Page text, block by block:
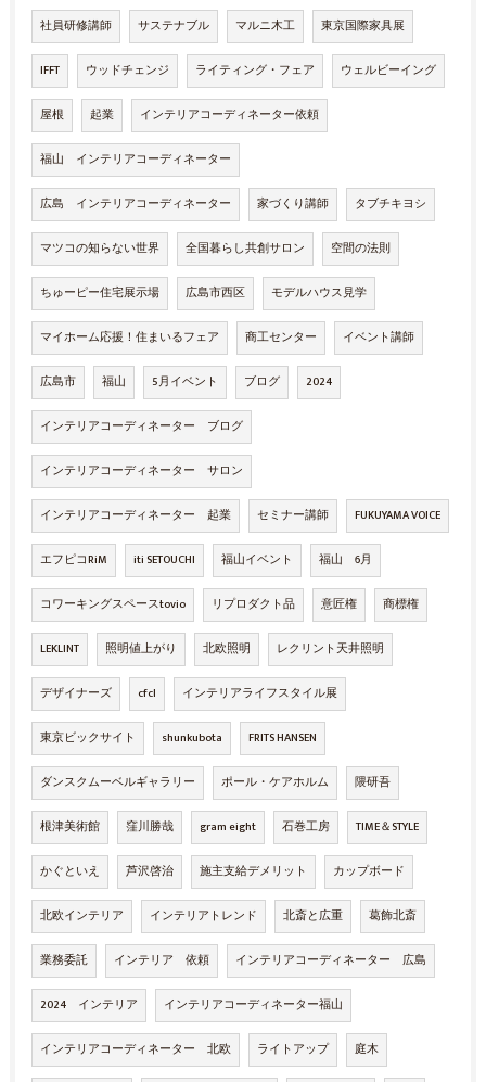
社員研修講師 サステナブル マルニ木工 東京国際家具展
IFFT ウッドチェンジ ライティング・フェア ウェルビーイング
屋根 起業 インテリアコーディネーター依頼
福山 インテリアコーディネーター
広島 インテリアコーディネーター 家づくり講師 タブチキヨシ
マツコの知らない世界 全国暮らし共創サロン 空間の法則
ちゅーピー住宅展示場 広島市西区 モデルハウス見学
マイホーム応援！住まいるフェア 商工センター イベント講師
広島市 福山 5月イベント ブログ 2024
インテリアコーディネーター ブログ
インテリアコーディネーター サロン
インテリアコーディネーター 起業 セミナー講師 FUKUYAMA VOICE
エフピコRiM iti SETOUCHI 福山イベント 福山 6月
コワーキングスペースtovio リプロダクト品 意匠権 商標権
LEKLINT 照明値上がり 北欧照明 レクリント天井照明
デザイナーズ cfcl インテリアライフスタイル展
東京ビックサイト shunkubota FRITS HANSEN
ダンスクムーベルギャラリー ポール・ケアホルム 隈研吾
根津美術館 窪川勝哉 gram eight 石巻工房 TIME＆STYLE
かぐといえ 芦沢啓治 施主支給デメリット カップボード
北欧インテリア インテリアトレンド 北斎と広重 葛飾北斎
業務委託 インテリア 依頼 インテリアコーディネーター 広島
2024 インテリア インテリアコーディネーター福山
インテリアコーディネーター 北欧 ライトアップ 庭木